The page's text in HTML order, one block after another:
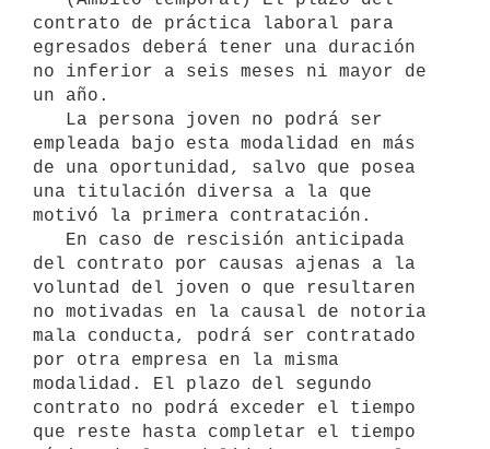
contrato de práctica laboral para
egresados deberá tener una duración
no inferior a seis meses ni mayor de
un año.
empleada bajo esta modalidad en más
de una oportunidad, salvo que posea
una titulación diversa a la que
motivó la primera contratación.
del contrato por causas ajenas a la
voluntad del joven o que resultaren
no motivadas en la causal de notoria
mala conducta, podrá ser contratado
por otra empresa en la misma
modalidad. El plazo del segundo
contrato no podrá exceder el tiempo
que reste hasta completar el tiempo